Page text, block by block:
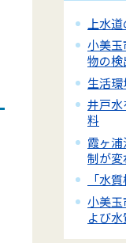
上水
小美
物の検
生活環
井戸
料
霞ヶ
制が変
「水
小美
よび水